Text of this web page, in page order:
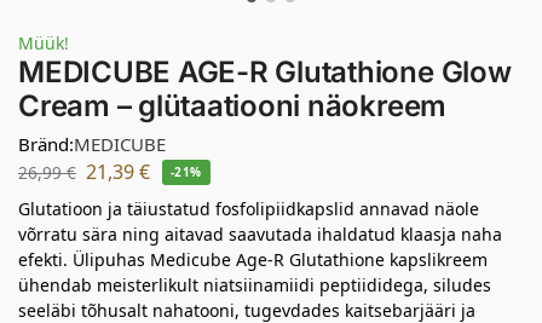
Müük!
MEDICUBE AGE-R Glutathione Glow
Cream – glütaatiooni näokreem
Bränd:MEDICUBE
26,99€ 21,39€ -21%
Glutatioon ja täiustatud fosfolipiidkapslid annavad näole
võrratu sära ning aitavad saavutada ihaldatud klaasja naha
efekti. Ülipuhas Medicube Age-R Glutathione kapslikreem
ühendab meisterlikult niatsiinamiidi peptiididega, siludes
seeläbi tõhusalt nahatooni, tugevdades kaitsebarjääri ja